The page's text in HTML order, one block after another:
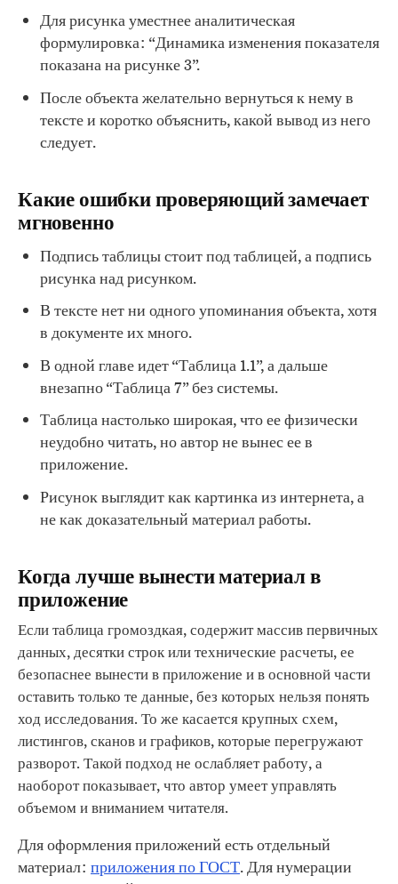
Для рисунка уместнее аналитическая
формулировка: “Динамика изменения показателя
показана на рисунке 3”.
После объекта желательно вернуться к нему в
тексте и коротко объяснить, какой вывод из него
следует.
Какие ошибки проверяющий замечает
мгновенно
Подпись таблицы стоит под таблицей, а подпись
рисунка над рисунком.
В тексте нет ни одного упоминания объекта, хотя
в документе их много.
В одной главе идет “Таблица 1.1”, а дальше
внезапно “Таблица 7” без системы.
Таблица настолько широкая, что ее физически
неудобно читать, но автор не вынес ее в
приложение.
Рисунок выглядит как картинка из интернета, а
не как доказательный материал работы.
Когда лучше вынести материал в
приложение
Если таблица громоздкая, содержит массив первичных
данных, десятки строк или технические расчеты, ее
безопаснее вынести в приложение и в основной части
оставить только те данные, без которых нельзя понять
ход исследования. То же касается крупных схем,
листингов, сканов и графиков, которые перегружают
разворот. Такой подход не ослабляет работу, а
наоборот показывает, что автор умеет управлять
объемом и вниманием читателя.
Для оформления приложений есть отдельный
материал: приложения по ГОСТ. Для нумерации